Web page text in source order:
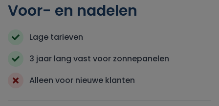
Frank Energie
Gewoon Energie
Voor- en nadelen
Lage tarieven
3 jaar lang vast voor zonnepanelen
Alleen voor nieuwe klanten